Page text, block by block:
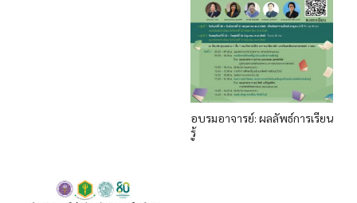
อบรมอาจารย์: ผลลัพธ์การเรียน
รู้